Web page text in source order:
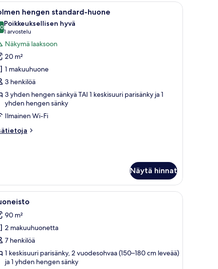
ja taideteoksia seinillä. Makuuhuoneessa on kaksi sänkyä,
7 hengen standard-huone
kautta 10
Poikkeuksellisen hyvä
1 arvostelu
(1
arvostelu)
Näkymä laaksoon
20 m²
1 makuuhuone
3 henkilöä
3 yhden hengen sänkyä TAI 1 keskisuuri parisänky ja 1
yhden hengen sänky
Ilmainen Wi-Fi
Näytä hinnat
on katettu neljälle, ja pöydän ympärillä on mustia tuoleja. Vasemmalla
Moderni olohuone, jossa on sohva,
22
90 m²
2 makuuhuonetta
7 henkilöä
1 keskisuuri parisänky, 2 vuodesohvaa (150–180 cm leveää)
ja 1 yhden hengen sänky